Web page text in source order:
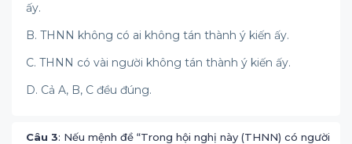
ấy.
B. THNN không có ai không tán thành ý kiến ấy.
C. THNN có vài người không tán thành ý kiến ấy.
D. Cả A, B, C đều đúng.
Câu 3: Nếu mệnh đề “Trong hội nghị này (THNN) có người